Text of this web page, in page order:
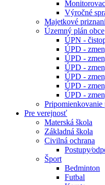
Výročné
Majetkové
Územný plán obce
ÚPN -
ÚPD -
ÚPD -
ÚPD -
ÚPD -
ÚPD -
ÚPD -
Pre verejnosť
Materská škola
Základná škola
Civilná ochrana
Šport
Bedminton
Futbal